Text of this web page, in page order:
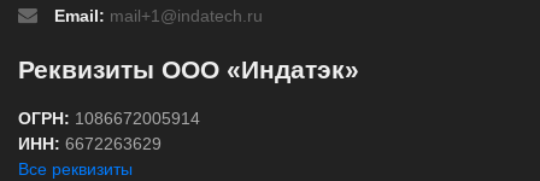
Email: mail+1@indatech.ru
Реквизиты ООО «Индатэк»
ОГРН: 1086672005914
ИНН: 6672263629
Все реквизиты